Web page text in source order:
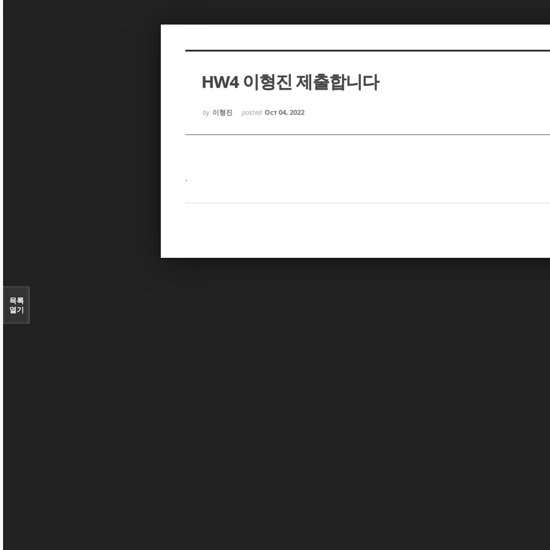
HW4 이형진 제출합니다
by 이형진 posted Oct 04, 2022
.
목록
열기
Sketchbook5, 스케치북5
Sketchbook5, 스케치북5
Sketchbook5, 스케치북5
Sketchbook5, 스케치북5